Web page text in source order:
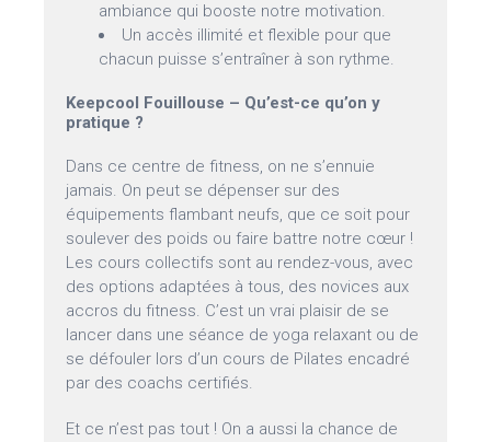
ambiance qui booste notre motivation.
Un accès illimité et flexible pour que
chacun puisse s’entraîner à son rythme.
Keepcool Fouillouse – Qu’est-ce qu’on y
pratique ?
Dans ce centre de fitness, on ne s’ennuie
jamais. On peut se dépenser sur des
équipements flambant neufs, que ce soit pour
soulever des poids ou faire battre notre cœur !
Les cours collectifs sont au rendez-vous, avec
des options adaptées à tous, des novices aux
accros du fitness. C’est un vrai plaisir de se
lancer dans une séance de yoga relaxant ou de
se défouler lors d’un cours de Pilates encadré
par des coachs certifiés.
Et ce n’est pas tout ! On a aussi la chance de